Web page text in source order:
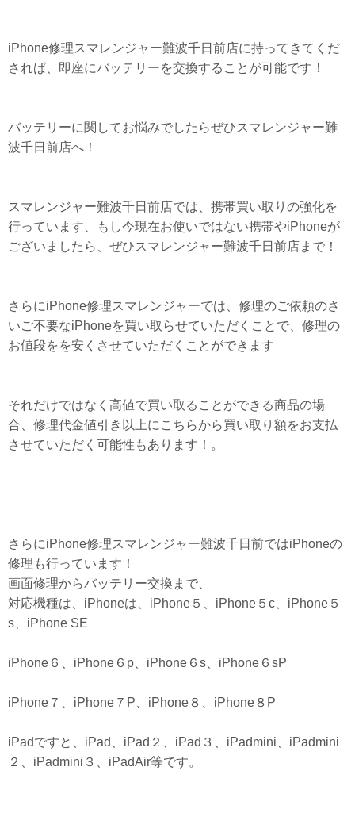
iPhone修理スマレンジャー難波千日前店に持ってきてくだ
されば、即座にバッテリーを交換することが可能です！
バッテリーに関してお悩みでしたらぜひスマレンジャー難
波千日前店へ！
スマレンジャー難波千日前店では、携帯買い取りの強化を
行っています、もし今現在お使いではない携帯やiPhoneが
ございましたら、ぜひスマレンジャー難波千日前店まで！
さらにiPhone修理スマレンジャーでは、修理のご依頼のさ
いご不要なiPhoneを買い取らせていただくことで、修理の
お値段をを安くさせていただくことができます
それだけではなく高値で買い取ることができる商品の場
合、修理代金値引き以上にこちらから買い取り額をお支払
させていただく可能性もあります！。
さらにiPhone修理スマレンジャー難波千日前ではiPhoneの
修理も行っています！
画面修理からバッテリー交換まで、
対応機種は、iPhoneは、iPhone５、iPhone５c、iPhone５
s、iPhone SE
iPhone６、iPhone６p、iPhone６s、iPhone６sP
iPhone７、iPhone７P、iPhone８、iPhone８P
iPadですと、iPad、iPad２、iPad３、iPadmini、iPadmini
２、iPadmini３、iPadAir等です。